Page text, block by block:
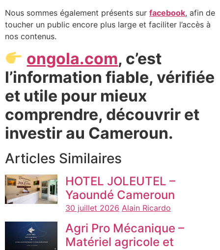
Nous sommes également présents sur facebook, afin de
toucher un public encore plus large et faciliter l’accès à
nos contenus.
ongola.com, c’est
l’information fiable, vérifiée
et utile pour mieux
comprendre, découvrir et
investir au Cameroun.
Articles Similaires
HOTEL JOLEUTEL –
Yaoundé Cameroun
30 juillet 2026 Alain Ricardo
Agri Pro Mécanique –
Matériel agricole et